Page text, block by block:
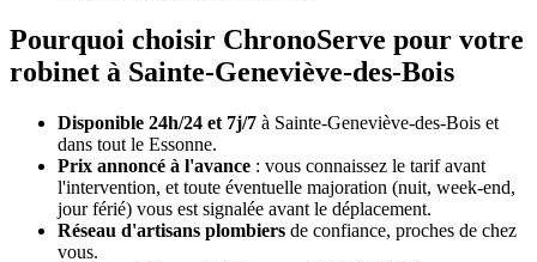
Pourquoi choisir ChronoServe pour votre
robinet à Sainte-Geneviève-des-Bois
Disponible 24h/24 et 7j/7 à Sainte-Geneviève-des-Bois et
dans tout le Essonne.
Prix annoncé à l'avance : vous connaissez le tarif avant
l'intervention, et toute éventuelle majoration (nuit, week-end,
jour férié) vous est signalée avant le déplacement.
Réseau d'artisans plombiers de confiance, proches de chez
vous.